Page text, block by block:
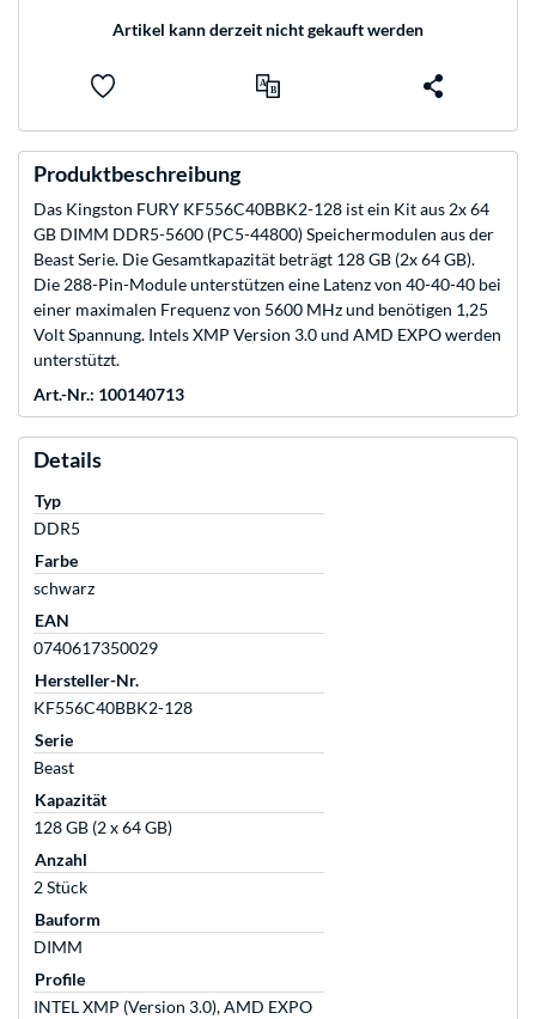
Artikel kann derzeit nicht gekauft werden
Produktbeschreibung
Das Kingston FURY KF556C40BBK2-128 ist ein Kit aus 2x 64
GB DIMM DDR5-5600 (PC5-44800) Speichermodulen aus der
Beast Serie. Die Gesamtkapazität beträgt 128 GB (2x 64 GB).
Die 288-Pin-Module unterstützen eine Latenz von 40-40-40 bei
einer maximalen Frequenz von 5600 MHz und benötigen 1,25
Volt Spannung. Intels XMP Version 3.0 und AMD EXPO werden
unterstützt.
Art.-Nr.: 100140713
Details
Typ
DDR5
Farbe
schwarz
EAN
0740617350029
Hersteller-Nr.
KF556C40BBK2-128
Serie
Beast
Kapazität
128 GB (2 x 64 GB)
Anzahl
2 Stück
Bauform
DIMM
Profile
INTEL XMP (Version 3.0), AMD EXPO